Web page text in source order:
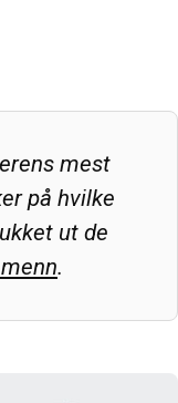
mest
på hvilke
ut de
.